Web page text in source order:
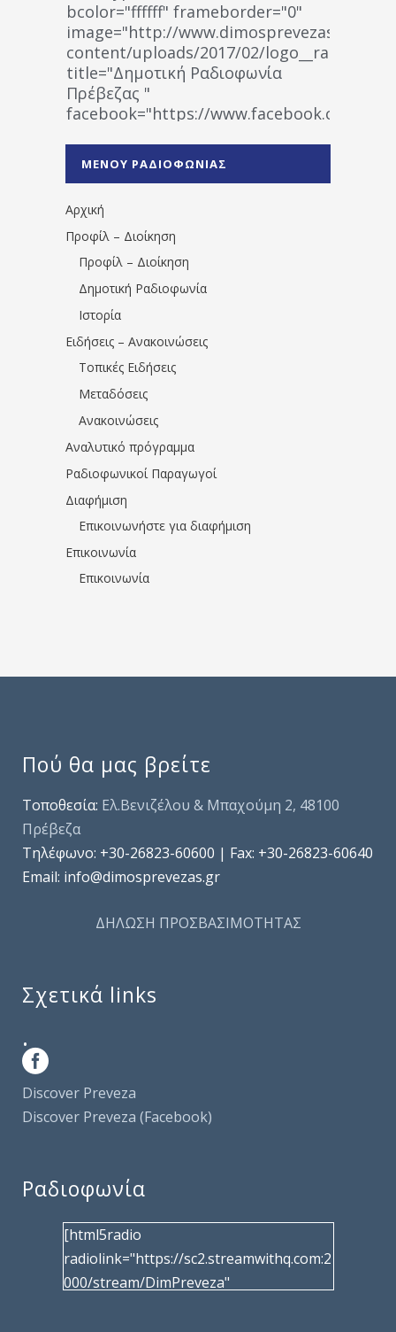
bcolor="ffffff" frameborder="0"
image="http://www.dimosprevezas.gr/wp-
content/uploads/2017/02/
title="Δημοτική Ραδιοφωνία
Πρέβεζας "
facebook="https://www.facebook.com/
1531194763766854/" artist="" ]
ΜΕΝΟΥ ΡΑΔΙΟΦΩΝΙΑΣ
Αρχική
Προφίλ – Διοίκηση
Προφίλ – Διοίκηση
Δημοτική Ραδιοφωνία
Ιστορία
Ειδήσεις – Ανακοινώσεις
Τοπικές Ειδήσεις
Μεταδόσεις
Ανακοινώσεις
Αναλυτικό πρόγραμμα
Ραδιοφωνικοί Παραγωγοί
Διαφήμιση
Επικοινωνήστε για διαφήμιση
Επικοινωνία
Επικοινωνία
Πού θα μας βρείτε
Τοποθεσία: Ελ.Βενιζέλου & Μπαχούμη 2, 48100
Πρέβεζα
Τηλέφωνo: +30-26823-60600 | Fax: +30-26823-60640
Email: info@dimosprevezas.gr
ΔΗΛΩΣΗ ΠΡΟΣΒΑΣΙΜΟΤΗΤΑΣ
Σχετικά links
.
Discover Preveza
Discover Preveza (Facebook)
Ραδιοφωνία
[html5radio
radiolink="https://sc2.streamwithq.com:2
000/stream/DimPreveza"